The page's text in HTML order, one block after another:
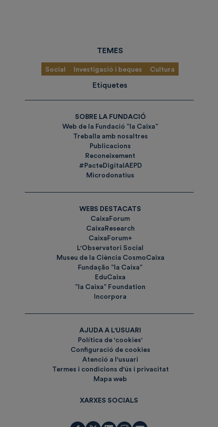
TEMES
Social Investigació i beques Cultura
Etiquetes
SOBRE LA FUNDACIÓ
Web de la Fundació ”la Caixa”
Treballa amb nosaltres
Publicacions
Reconeixement
#PacteDigitalAEPD
Microdonatius
WEBS DESTACATS
CaixaForum
CaixaResearch
CaixaForum+
L'Observatori Social
Museu de la Ciència CosmoCaixa
Fundação ”la Caixa”
EduCaixa
”la Caixa” Foundation
Incorpora
AJUDA A L'USUARI
Política de 'cookies'
Configuració de cookies
Atenció a l'usuari
Termes i condicions d'ús i privacitat
Mapa web
XARXES SOCIALS